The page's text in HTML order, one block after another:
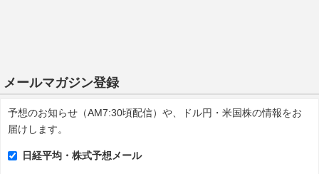
メールマガジン登録
予想のお知らせ（AM7:30頃配信）や、ドル円・米国株の情報をお
届けします。
日経平均・株式予想メール